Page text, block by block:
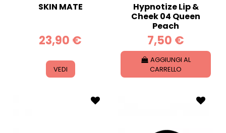
SKIN MATE
23,90 €
VEDI
Hypnotize Lip &
Cheek 04 Queen
Peach
7,50 €
AGGIUNGI AL
CARRELLO